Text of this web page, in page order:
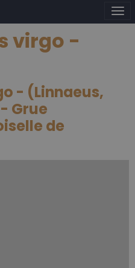
virgo -
- (Linnaeus,
Grue
de